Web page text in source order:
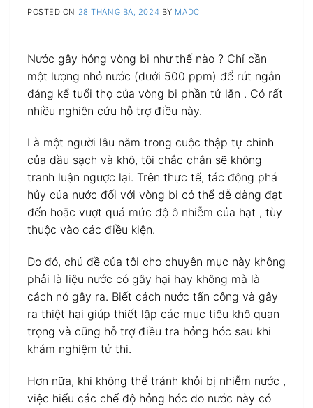
POSTED ON 28 THÁNG BA, 2024 BY MADC
Nước gây hỏng vòng bi như thế nào ? Chỉ cần
một lượng nhỏ nước (dưới 500 ppm) để rút ngắn
đáng kể tuổi thọ của vòng bi phần tử lăn . Có rất
nhiều nghiên cứu hỗ trợ điều này.
Là một người lâu năm trong cuộc thập tự chinh
của dầu sạch và khô, tôi chắc chắn sẽ không
tranh luận ngược lại. Trên thực tế, tác động phá
hủy của nước đối với vòng bi có thể dễ dàng đạt
đến hoặc vượt quá mức độ ô nhiễm của hạt , tùy
thuộc vào các điều kiện.
Do đó, chủ đề của tôi cho chuyên mục này không
phải là liệu nước có gây hại hay không mà là
cách nó gây ra. Biết cách nước tấn công và gây
ra thiệt hại giúp thiết lập các mục tiêu khô quan
trọng và cũng hỗ trợ điều tra hỏng hóc sau khi
khám nghiệm tử thi.
Hơn nữa, khi không thể tránh khỏi bị nhiễm nước ,
việc hiểu các chế độ hỏng hóc do nước này có